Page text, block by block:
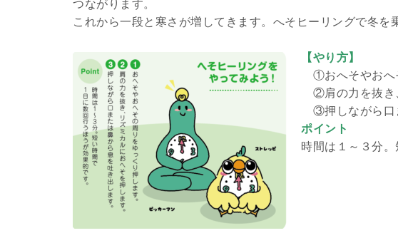
つながります。
これから一段と寒さが増してきます。へそヒーリングで冬を
【やり方】
①おへそやおへ
②肩の力を抜き
③押しながら口
ポイント
時間は１～３分。